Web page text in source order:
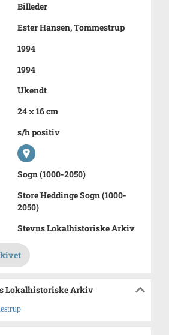
Billeder
Ester Hansen, Tommestrup
1994
1994
Ukendt
24 x 16 cm
s/h positiv
Sogn (1000-2050)
Store Heddinge Sogn (1000-
2050)
Stevns Lokalhistoriske Arkiv
Lokalhistoriske Arkiv